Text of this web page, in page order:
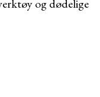
og dødelige